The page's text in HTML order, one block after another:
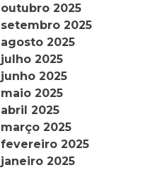
outubro 2025
setembro 2025
agosto 2025
julho 2025
junho 2025
maio 2025
abril 2025
março 2025
fevereiro 2025
janeiro 2025